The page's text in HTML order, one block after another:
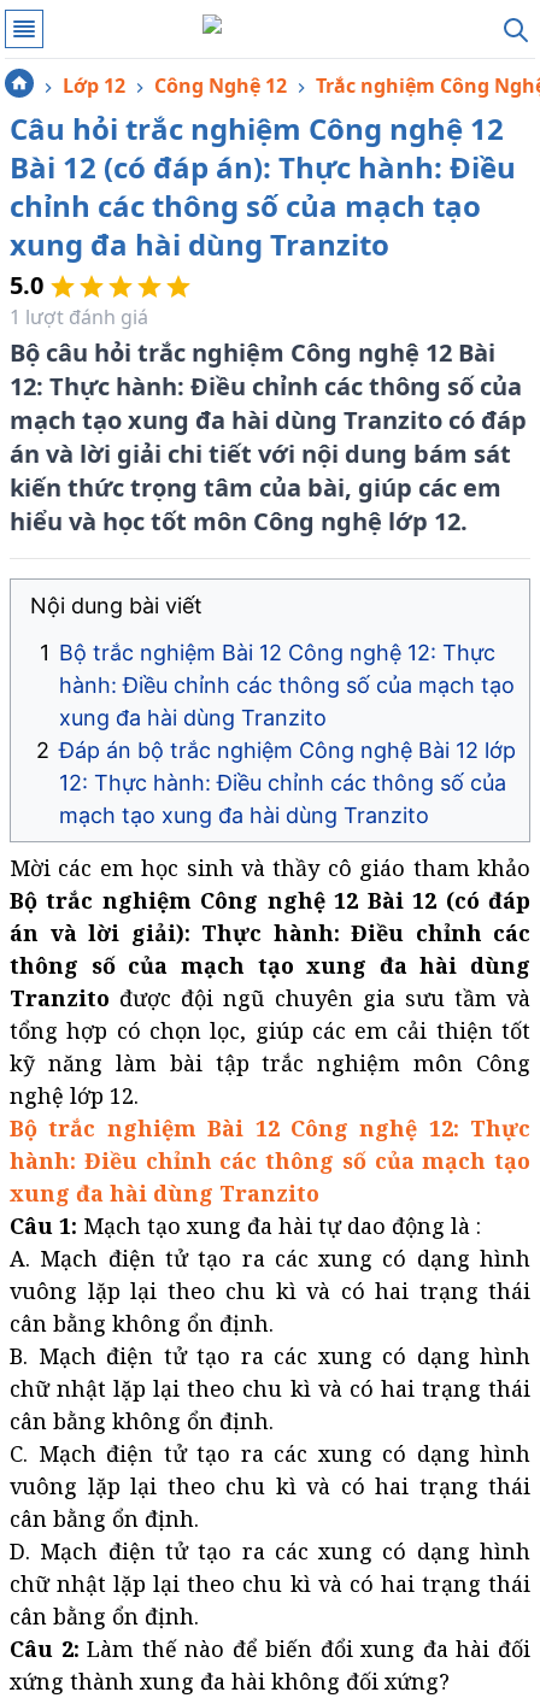
Lớp 12 Công Nghệ 12 Trắc nghiệm Công
Câu hỏi trắc nghiệm Công nghệ 12
Bài 12 (có đáp án): Thực hành: Điều
chỉnh các thông số của mạch tạo
xung đa hài dùng Tranzito
Bộ câu hỏi trắc nghiệm Công nghệ 12 Bài
12: Thực hành: Điều chỉnh các thông số của
mạch tạo xung đa hài dùng Tranzito có đáp
án và lời giải chi tiết với nội dung bám sát
kiến thức trọng tâm của bài, giúp các em
hiểu và học tốt môn Công nghệ lớp 12.
5.0
1 lượt đánh giá
Nội dung bài viết
Bộ trắc nghiệm Bài 12 Công nghệ 12: Thực
hành: Điều chỉnh các thông số của mạch tạo
xung đa hài dùng Tranzito
Đáp án bộ trắc nghiệm Công nghệ Bài 12 lớp
12: Thực hành: Điều chỉnh các thông số của
mạch tạo xung đa hài dùng Tranzito
Mời các em học sinh và thầy cô giáo tham khảo
Bộ trắc nghiệm Công nghệ 12 Bài 12 (có đáp
án và lời giải): Thực hành: Điều chỉnh các
thông số của mạch tạo xung đa hài dùng
Tranzito được đội ngũ chuyên gia sưu tầm và
tổng hợp có chọn lọc, giúp các em cải thiện tốt
kỹ năng làm bài tập trắc nghiệm môn Công
nghệ lớp 12.
Bộ trắc nghiệm Bài 12 Công nghệ 12: Thực
hành: Điều chỉnh các thông số của mạch tạo
xung đa hài dùng Tranzito
Câu 1: Mạch tạo xung đa hài tự dao động là :
A. Mạch điện tử tạo ra các xung có dạng hình
vuông lặp lại theo chu kì và có hai trạng thái
cân bằng không ổn định.
B. Mạch điện tử tạo ra các xung có dạng hình
chữ nhật lặp lại theo chu kì và có hai trạng thái
cân bằng không ổn định.
C. Mạch điện tử tạo ra các xung có dạng hình
vuông lặp lại theo chu kì và có hai trạng thái
cân bằng ổn định.
D. Mạch điện tử tạo ra các xung có dạng hình
chữ nhật lặp lại theo chu kì và có hai trạng thái
cân bằng ổn định.
Câu 2: Làm thế nào để biến đổi xung đa hài đối
xứng thành xung đa hài không đối xứng?